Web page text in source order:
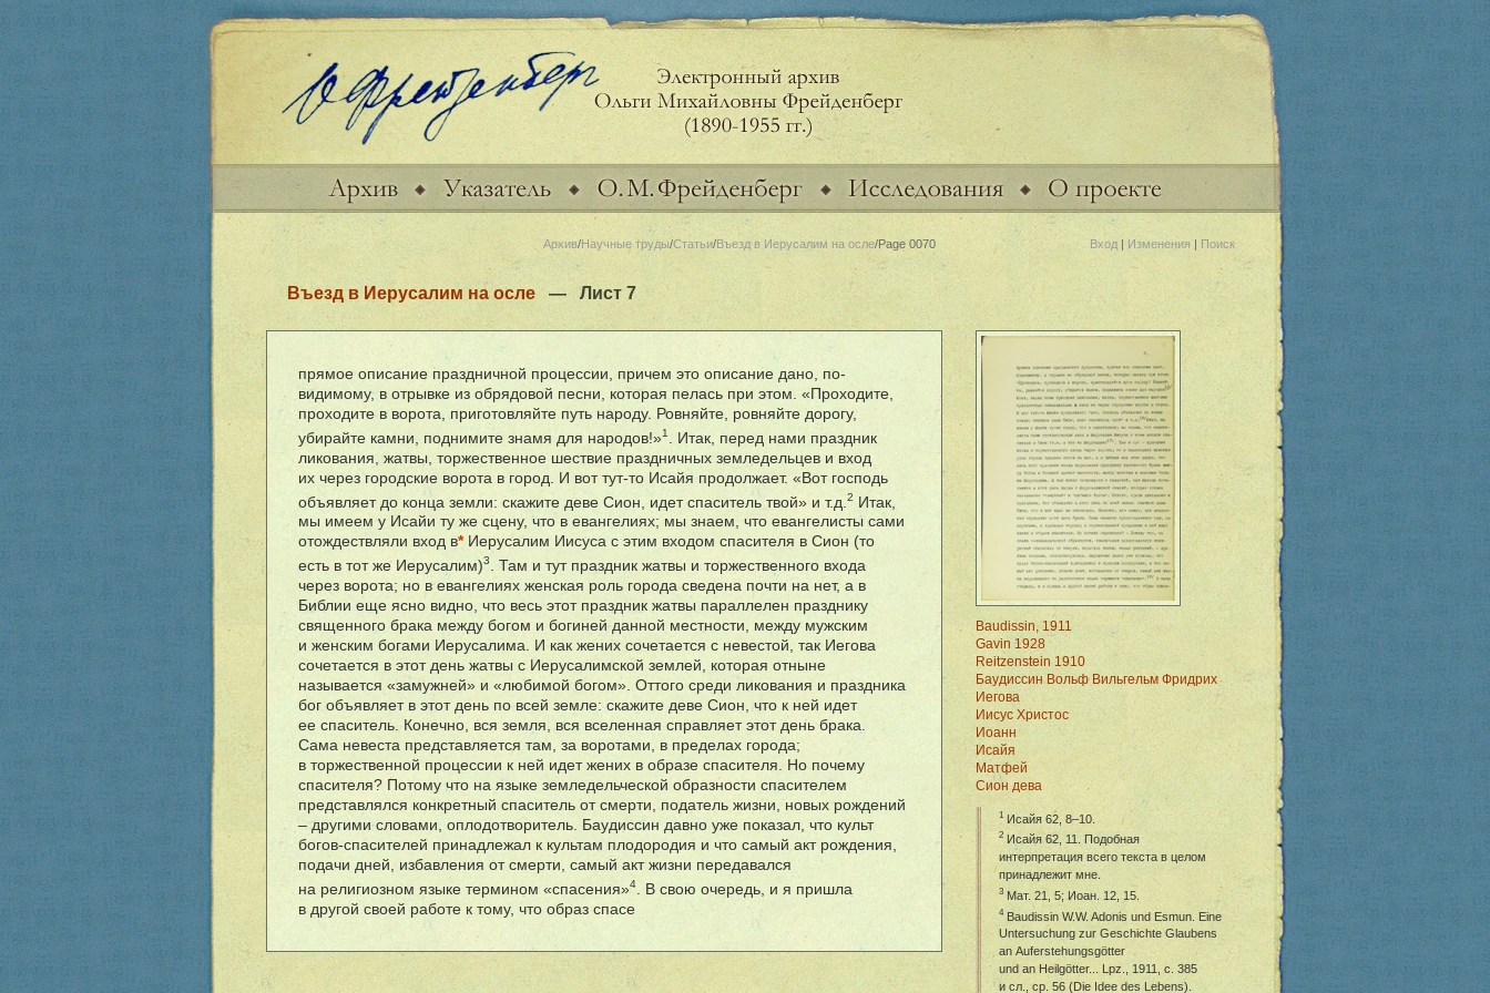
Архив/Научные труды/Статьи/Въезд в Иерусалим на осле/Page 0070 Вход| Изменения | Поиск
Въезд в Иерусалим на осле— Лист 7
прямое описание праздничной процессии, причем это описание дано, по-
видимому, в отрывке из обрядовой песни, которая пелась при этом. «Проходите,
проходите в ворота, приготовляйте путь народу. Ровняйте, ровняйте дорогу,
убирайте камни, поднимите знамя для народов!»1
. Итак, перед нами праздник
ликования, жатвы, торжественное шествие праздничных земледельцев и вход
их через городские ворота в город. И вот тут-то Исайя продолжает. «Вот господь
объявляет до конца земли: скажите деве Сион, идет спаситель твой» и т.д.2 Итак,
мы имеем у Исайи ту же сцену, что в евангелиях; мы знаем, что евангелисты сами
отождествляли вход в*Иерусалим Иисуса с этим входом спасителя в Сион (то
есть в тот же Иерусалим)3
. Там и тут праздник жатвы и торжественного входа
через ворота; но в евангелиях женская роль города сведена почти на нет, а в
Библии еще ясно видно, что весь этот праздник жатвы параллелен празднику
священного брака между богом и богиней данной местности, между мужским
и женским богами Иерусалима. И как жених сочетается с невестой, так Иегова
сочетается в этот день жатвы с Иерусалимской землей, которая отныне
называется «замужней» и «любимой богом». Оттого среди ликования и праздника
бог объявляет в этот день по всей земле: скажите деве Сион, что к ней идет
ее спаситель. Конечно, вся земля, вся вселенная справляет этот день брака.
Сама невеста представляется там, за воротами, в пределах города;
в торжественной процессии к ней идет жених в образе спасителя. Но почему
спасителя? Потому что на языке земледельческой образности спасителем
представлялся конкретный спаситель от смерти, податель жизни, новых рождений
– другими словами, оплодотворитель. Баудиссин давно уже показал, что культ
богов-спасителей принадлежал к культам плодородия и что самый акт рождения,
подачи дней, избавления от смерти, самый акт жизни передавался
на религиозном языке термином «спасения»4
. В свою очередь, и я пришла
в другой своей работе к тому, что образ спасе
Baudissin, 1911
Gavin 1928
Reitzenstein 1910
Баудиссин Вольф Вильгельм Фридрих
Иегова
Иисус Христос
Иоанн
Исайя
Матфей
Сион дева
1 Исайя 62,8–10
2 Исайя 62, 11. Подобная
интерпретация всего текста в целом
принадлежит мне.
3 Мат. 21, 5; Иоан. 12, 15.
4Baudissin W.W. Adonis und Esmun. Eine
Untersuchung zur Geschichte Glaubens
an Auferstehungsgötter
und an Heilgötter... Lpz., 1911, с. 385
и сл., ср. 56 (Die Idee des Lebens).